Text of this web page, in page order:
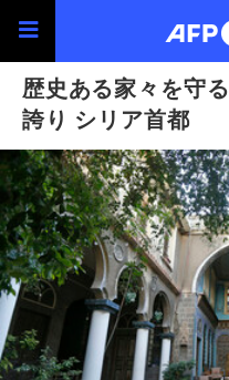
歴史ある家々を守
誇り シリア首都